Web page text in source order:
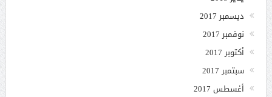
ديسمبر 2017
نوفمبر 2017
أكتوبر 2017
سبتمبر 2017
أغسطس 2017